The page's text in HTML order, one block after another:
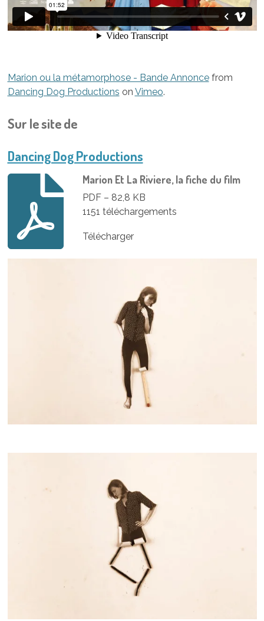
Marion ou la métamorphose - Bande Annoncefrom
Dancing Dog Productions on Vimeo.
Sur le site de
Dancing Dog Productions
Marion Et La Riviere, la fiche du film
PDF – 82,8 KB
1151 téléchargements
Télécharger